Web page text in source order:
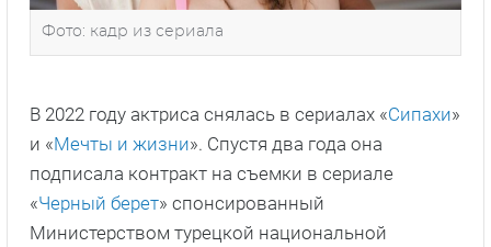
Фото: кадр из сериала
В 2022 году актриса снялась в сериалах «Сипахи»
и «Мечты и жизни». Спустя два года она
подписала контракт на съемки в сериале
«Черный берет» спонсированный
Министерством турецкой национальной